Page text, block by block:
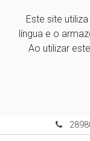
Este site
língua e o
Ao utilizar